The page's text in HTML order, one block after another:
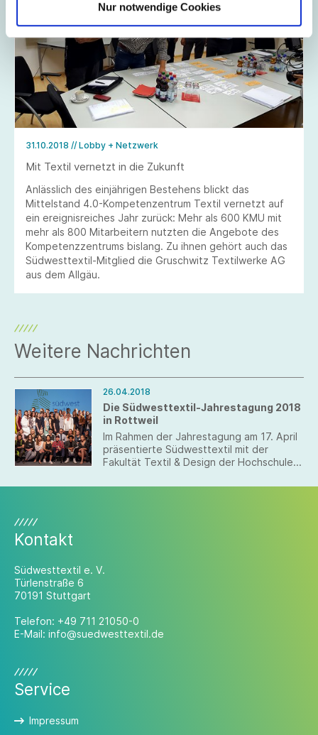
Nur notwendige Cookies
31.10.2018 // Lobby + Netzwerk
Mit Textil vernetzt in die Zukunft
Anlässlich des einjährigen Bestehens blickt das
Mittelstand 4.0-Kompetenzentrum Textil vernetzt auf
ein ereignisreiches Jahr zurück: Mehr als 600 KMU mit
mehr als 800 Mitarbeitern nutzten die Angebote des
Kompetenzzentrums bislang. Zu ihnen gehört auch das
Südwesttextil-Mitglied die Gruschwitz Textilwerke AG
aus dem Allgäu.
Weitere Nachrichten
26.04.2018
Die Südwesttextil-Jahrestagung 2018
in Rottweil
Im Rahmen der Jahrestagung am 17. April
präsentierte Südwesttextil mit der
Fakultät Textil & Design der Hochschule
„Textil kann viel in Baden-Württemberg“.
Kontakt
Südwesttextil e. V.
Türlenstraße 6
70191 Stuttgart
Telefon: +49 711 21050-0
E-Mail: info@suedwesttextil.de
Service
Impressum